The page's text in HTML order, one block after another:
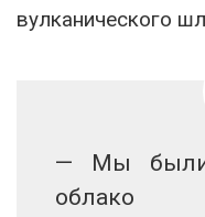
вулканического
— Мы были
облако